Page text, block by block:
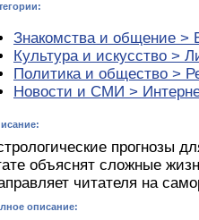
Знакомства и общение >
Культура и искусство >
Политика и общество >
Новости и СМИ >
прогнозы
объяснят сложные
читателя на
описание: